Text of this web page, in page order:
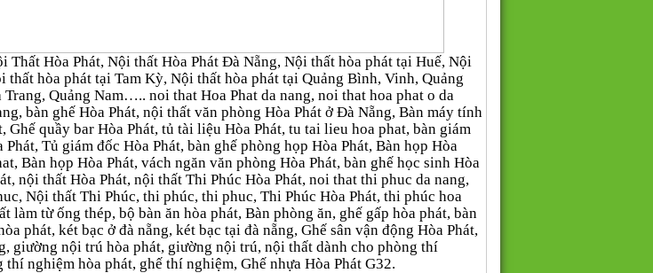
Thất Hòa Phát, Nội thất Hòa Phát Đà Nẵng, Nội thất hòa phát tại Huế, Nội
thất hòa phát tại Tam Kỳ, Nội thất hòa phát tại Quảng Bình, Vinh, Quảng
Quảng Nam….. noi that Hoa Phat da nang, noi that hoa phat o da
bàn ghế Hòa Phát, nội thất văn phòng Hòa Phát ở Đà Nẵng, Bàn máy tính
Ghế quầy bar Hòa Phát, tủ tài liệu Hòa Phát, tu tai lieu hoa phat, bàn giám
Tủ giám đốc Hòa Phát, bàn ghế phòng họp Hòa Phát, Bàn họp Hòa
Bàn họp Hòa Phát, vách ngăn văn phòng Hòa Phát, bàn ghế học sinh Hòa
nội thất Hòa Phát, nội thất Thi Phúc Hòa Phát, noi that thi phuc da nang,
Nội thất Thi Phúc, thi phúc, thi phuc, Thi Phúc Hòa Phát, thi phúc hoa
làm từ ống thép, bộ bàn ăn hòa phát, Bàn phòng ăn, ghế gấp hòa phát, bàn
phát, két bạc ở đà nẵng, két bạc tại đà nẵng, Ghế sân vận động Hòa Phát,
giường nội trú hòa phát, giường nội trú, nội thất dành cho phòng thí
nghiệm hòa phát, ghế thí nghiệm, Ghế nhựa Hòa Phát G32.